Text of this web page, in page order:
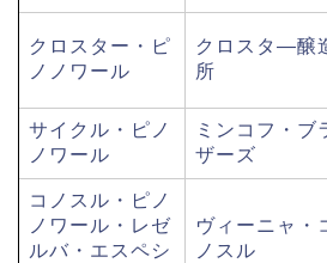
クロスター・ピ
ノノワール
クロスタ―醸
所
サイクル・ピノ
ノワール
ミンコフ・ブ
ザーズ
コノスル・ピノ
ノワール・レゼ
ルバ・エスペシ
ヴィーニャ・
ノスル